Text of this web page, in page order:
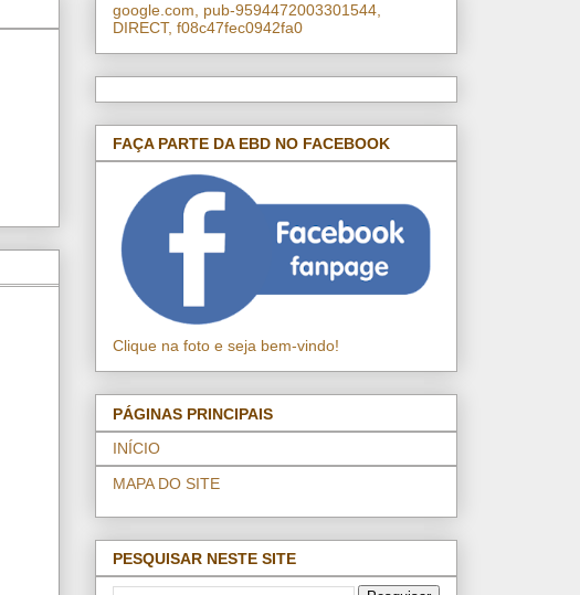
google.com, pub-9594472003301544,
DIRECT, f08c47fec0942fa0
FAÇA PARTE DA EBD NO FACEBOOK
Clique na foto e seja bem-vindo!
PÁGINAS PRINCIPAIS
INÍCIO
MAPA DO SITE
PESQUISAR NESTE SITE